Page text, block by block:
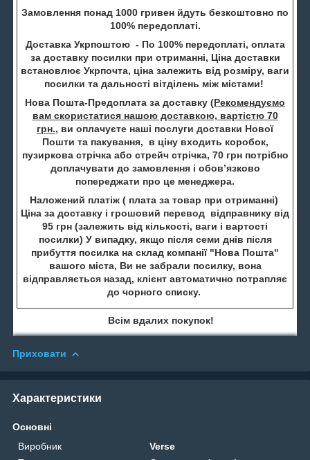
Замовлення понад 1000 гривен йдуть безкоштовно по
100% передоплаті.
Доставка Укрпоштою - По 100% передоплаті, оплата
за доставку посилки при отриманні, Ціна доставки
встановлює Укрпочта, ціна залежить від розміру, ваги
посилки та дальності вітділень між містами!
Нова Пошта-Предоплата за доставку (Рекомендуємо
вам скористатися нашою доставкою, вартістю 70
грн., ви оплачуєте наші послуги доставки Нової
Пошти та пакування, в ціну входить коробок,
пузиркова стрічка або стрейч стрічка, 70 грн потрібно
доплачувати до замовлення і обов’язково
попереджати про це менеджера.
Наложений платіж ( плата за товар при отриманні)
Ціна за доставку і грошовий перевод відправнику від
95 грн (залежить від кількості, ваги і вартості
посилки) У випадку, якщо після семи днів після
прибуття посилка на склад компанії "Нова Пошта"
вашого міста, Ви не забрали посилку, вона
відправляється назад, клієнт автоматично потрапляє
до чорного списку.
Всім вдалих покупок!
Приховати
Характеристики
Основні
Виробник
Verse